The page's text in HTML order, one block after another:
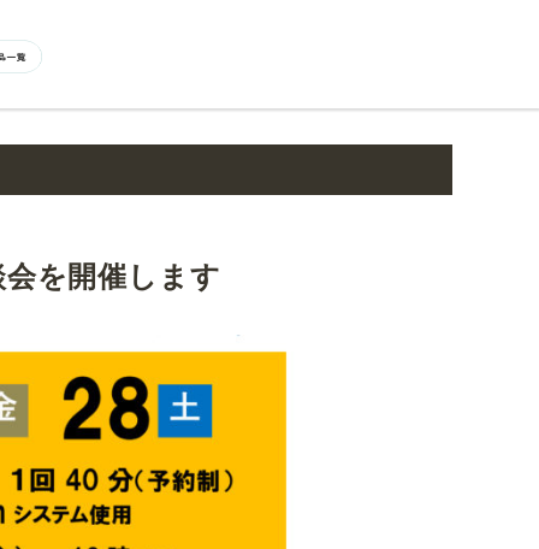
会を開催します